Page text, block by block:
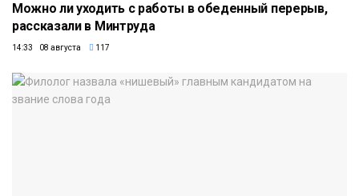
Можно ли уходить с работы в обеденный перерыв,
рассказали в Минтруда
14:33 08 августа 117